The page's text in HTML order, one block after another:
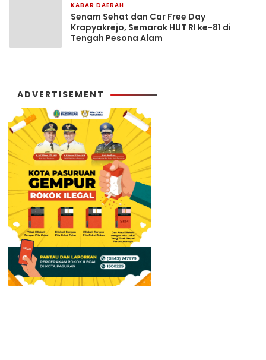
KABAR DAERAH
Senam Sehat dan Car Free Day
Krapyakrejo, Semarak HUT RI ke-81 di
Tengah Pesona Alam
ADVERTISEMENT